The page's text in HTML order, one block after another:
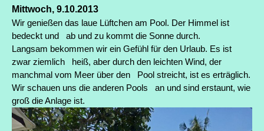
Mittwoch, 9.10.2013
Wir genießen das laue Lüftchen am Pool. Der Himmel ist
bedeckt und ab und zu kommt die Sonne durch.
Langsam bekommen wir ein Gefühl für den Urlaub. Es ist
zwar ziemlich heiß, aber durch den leichten Wind, der
manchmal vom Meer über den Pool streicht, ist es erträglich.
Wir schauen uns die anderen Pools an und sind erstaunt, wie
groß die Anlage ist.